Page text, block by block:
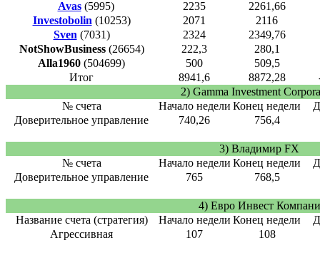
Avas(5995) 2235
2261,66
Investobolin (10253) 2071
2116
Sven (7031) 2324
2349,76
NotShowBusiness(26654) 222,3
280,1
Alla1960 (504699) 500
509,5
Итог
8941,6 8872,28
2) Gamma Investment
№ счета
Начало недели Конец недели
Доверительное управление
740,26 756,4
3) Владимир FX
№ счета
Начало недели Конец недели
Доверительное управление
765 768,5
4) Евро Инвест Компани
Название счета (стратегия)
Начало недели Конец недели
Агрессивная
107 108